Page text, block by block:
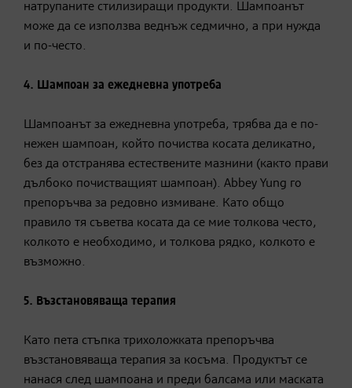
натрупаните стилизиращи продукти. Шампоанът
може да се използва веднъж седмично, а при нужда
и по-често.
4. Шампоан за ежедневна употреба
Шампоанът за ежедневна употреба, трябва да е по-
нежен шампоан, който почиства косата деликатно,
без да отстранява естествените мазнини (както прави
дълбоко почистващият шампоан). Abbey Yung го
препоръчва за редовно измиване. Като общо
правило тя съветва косата да се мие толкова често,
колкото е необходимо, и толкова рядко, колкото е
възможно.
5. Възстановяваща терапия
Като пета стъпка трихоложката препоръчва
възстановяваща терапия за косъма. Продуктът се
нанася след шампоана и преди балсама или маската